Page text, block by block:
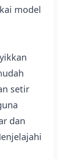
model
setir
dan